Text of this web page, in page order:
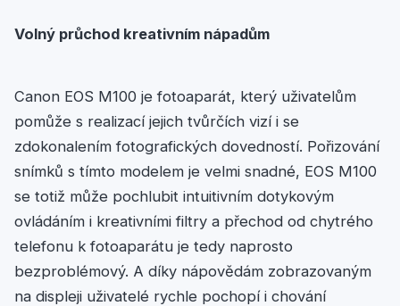
Volný průchod kreativním nápadům
Canon EOS M100 je fotoaparát, který uživatelům
pomůže s realizací jejich tvůrčích vizí i se
zdokonalením fotografických dovedností. Pořizování
snímků s tímto modelem je velmi snadné, EOS M100
se totiž může pochlubit intuitivním dotykovým
ovládáním i kreativními filtry a přechod od chytrého
telefonu k fotoaparátu je tedy naprosto
bezproblémový. A díky nápovědám zobrazovaným
na displeji uživatelé rychle pochopí i chování